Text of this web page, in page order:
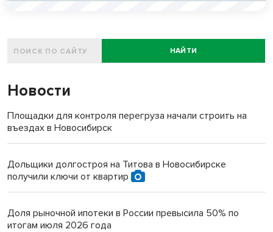
НАЙТИ
Новости
Площадки для контроля перегруза начали строить на
въездах в Новосибирск
Дольщики долгостроя на Титова в Новосибирске
получили ключи от квартир
Доля рыночной ипотеки в России превысила 50% по
итогам июля 2026 года